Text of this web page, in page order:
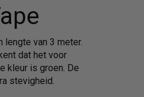
lengte van 3 meter.
dat het voor
kleur is groen. De
stevigheid.